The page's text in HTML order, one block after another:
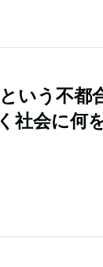
いう不都
社会に何